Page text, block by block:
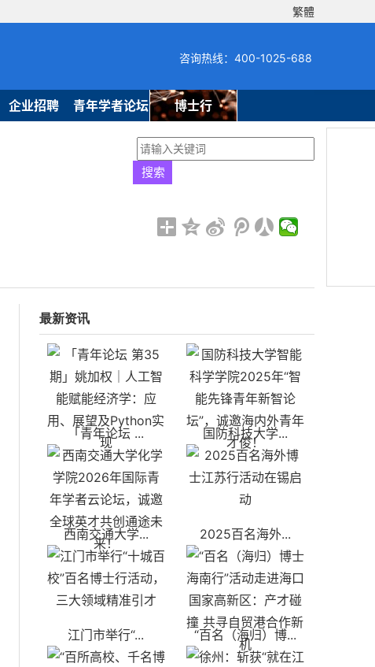
繁體
咨询热线：400-1025-688
企业招聘 青年学者论坛 博士行
最新资讯
「青年论坛 ... 国防科技大学...
西南交通大学... 2025百名海外...
江门市举行“... “百名（海归）博...